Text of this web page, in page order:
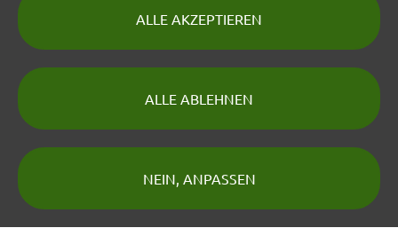
Impressum
Datenschutzerklärung
ALLE AKZEPTIEREN
ALLE ABLEHNEN
NEIN, ANPASSEN